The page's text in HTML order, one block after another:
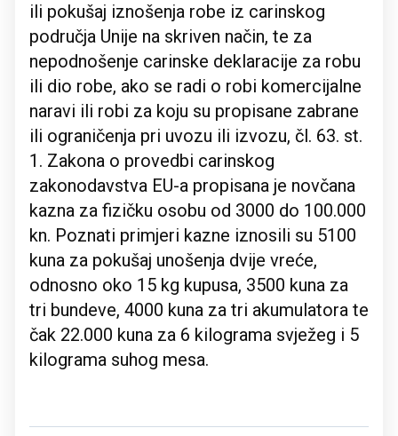
ili pokušaj iznošenja robe iz carinskog
područja Unije na skriven način, te za
nepodnošenje carinske deklaracije za robu
ili dio robe, ako se radi o robi komercijalne
naravi ili robi za koju su propisane zabrane
ili ograničenja pri uvozu ili izvozu, čl. 63. st.
1. Zakona o provedbi carinskog
zakonodavstva EU-a propisana je novčana
kazna za fizičku osobu od 3000 do 100.000
kn. Poznati primjeri kazne iznosili su 5100
kuna za pokušaj unošenja dvije vreće,
odnosno oko 15 kg kupusa, 3500 kuna za
tri bundeve, 4000 kuna za tri akumulatora te
čak 22.000 kuna za 6 kilograma svježeg i 5
kilograma suhog mesa.